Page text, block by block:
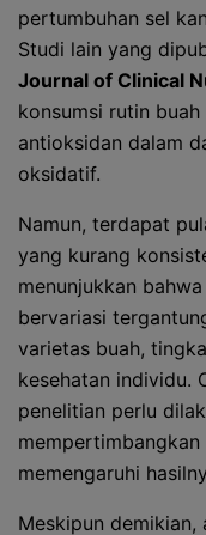
pertumbuhan sel
Studi lain yang
Journal of Clinical
konsumsi rutin
antioksidan dalam
oksidatif.
Namun, terdapat
yang kurang
menunjukkan
bervariasi
varietas buah,
kesehatan individu.
penelitian perlu
memengaruhi
Meskipun